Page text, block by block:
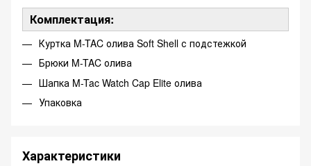
Комплектация:
Куртка M-TAC олива Soft Shell с подстежкой
Брюки M-TAC олива
Шапка M-Tac Watch Cap Elite олива
Упаковка
Характеристики